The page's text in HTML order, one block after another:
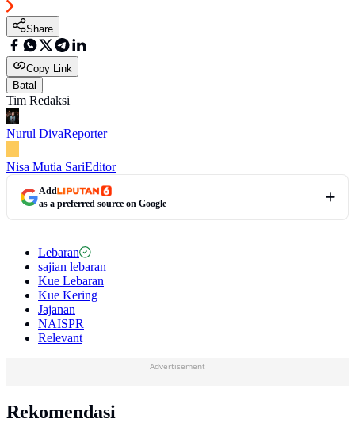
Share
Copy Link
Batal
Tim Redaksi
Nurul DivaReporter
Nisa Mutia SariEditor
Add
as a preferred source on Google
Lebaran
sajian lebaran
Kue Lebaran
Kue Kering
Jajanan
NAISPR
Relevant
Advertisement
Rekomendasi